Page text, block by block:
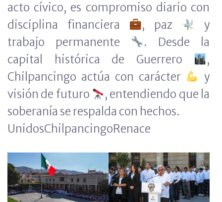
acto cívico, es compromiso diario con
disciplina financiera
, paz
y
trabajo permanente
. Desde la
capital histórica de Guerrero
,
Chilpancingo actúa con carácter
y
visión de futuro
, entendiendo que la
soberanía se respalda con hechos.
UnidosChilpancingoRenace